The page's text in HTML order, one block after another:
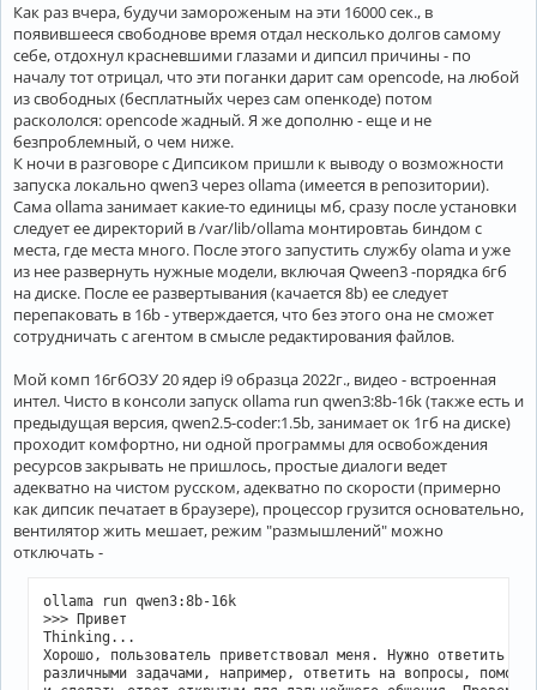
Как раз вчера, будучи замороженым на эти 16000 сек., в
появившееся свободнове время отдал несколько долгов самому
себе, отдохнул красневшими глазами и дипсил причины - по
началу тот отрицал, что эти поганки дарит сам opencode, на любой
из свободных (бесплатныйх через сам опенкоде) потом
раскололся: opencode жадный. Я же дополню - еще и не
безпроблемный, о чем ниже.
К ночи в разговоре с Дипсиком пришли к выводу о возможности
запуска локально qwen3 через ollama (имеется в репозитории).
Сама ollama занимает какие-то единицы мб, сразу после установки
следует ее директорий в /var/lib/ollama монтировтаь биндом с
места, где места много. После этого запустить службу olama и уже
из нее развернуть нужные модели, включая Qween3 -порядка 6гб
на диске. После ее развертывания (качается 8b) ее следует
перепаковать в 16b - утверждается, что без этого она не сможет
сотрудничать с агентом в смысле редактирования файлов.
Мой комп 16гбОЗУ 20 ядер i9 образца 2022г., видео - встроенная
интел. Чисто в консоли запуск ollama run qwen3:8b-16k (также есть и
предыдущая версия, qwen2.5-coder:1.5b, занимает ок 1гб на диске)
проходит комфортно, ни одной программы для освобождения
ресурсов закрывать не пришлось, простые диалоги ведет
адекватно на чистом русском, адекватно по скорости (примерно
как дипсик печатает в браузере), процессор грузится основательно,
вентилятор жить мешает, режим "размышлений" можно
отключать -
ollama run qwen3:8b-16k
>>> Привет
Thinking...
Хорошо, пользователь приветствовал меня. Нужно ответить
различными задачами, например, ответить на вопросы,